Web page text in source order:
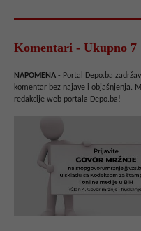
Komentari - Ukupno 7
NAPOMENA - Portal Depo.ba
komentar bez najave i objašnjenja.
redakcije web portala Depo.ba!